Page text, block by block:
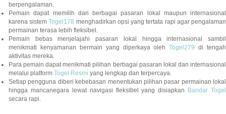
berpengalaman.
Pemain dapat memilih dari berbagai pasaran lokal maupun internasional
karena sistemTogel178 menghadirkan opsi yang tertata rapi agar pengalaman
permainan terasa lebih fleksibel.
Pemain bebas menjelajahi pasaran lokal hingga internasional sambil
menikmati kenyamanan bermain yang diperkaya olehTogel279 di tengah
aktivitas mereka.
Para pemain dapat menikmati pilihan berbagai pasaran lokal dan internasional
melalui platform Togel Resmi yang lengkap dan terpercaya.
Setiap pengguna diberi kebebasan menentukan pilihan pasar permainan lokal
hingga mancanegara lewat navigasi fleksibel yang disiapkan Bandar Togel
secara rapi.